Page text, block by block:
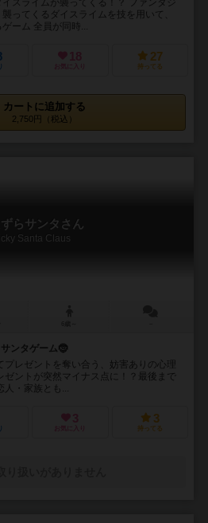
スライムが襲ってくる！？ ファンタジ
ってくるダイスライムを技を用いて、
ーム 全員が同時...
18
お気に入り
27
持ってる
カートに追加する
2,750円（税込）
らサンタさん
Santa Claus
ンタゲーム🤶
プレゼントを奪い合う、妨害ありの心理
ゼントが突然マイナス点に！？最後まで
人・家族とも...
3
お気に入り
3
持ってる